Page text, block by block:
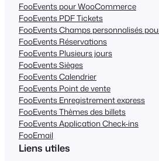
FooEvents pour WooCommerce
FooEvents PDF Tickets
FooEvents Champs personnalisés
FooEvents Réservations
FooEvents Plusieurs jours
FooEvents Sièges
FooEvents Calendrier
FooEvents Point de vente
FooEvents Enregistrement express
FooEvents Thèmes des billets
FooEvents Application Check-ins
FooEmail
Liens utiles